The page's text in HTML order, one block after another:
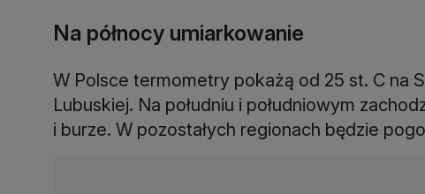
Na północy umiarkowanie
W Polsce termometry pokażą od 25 st. C na
Lubuskiej. Na południu i południowym
i burze. W pozostałych regionach będzie